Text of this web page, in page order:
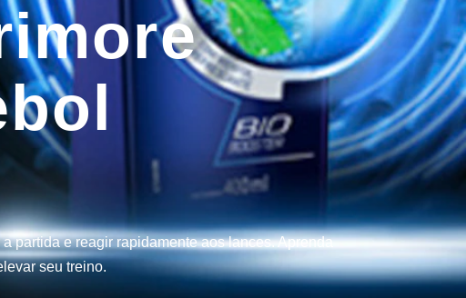
partida e reagir rapidamente aos lances. Aprenda
seu treino.